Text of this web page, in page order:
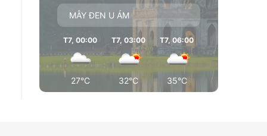
MÂY ĐEN U ÁM
T7, 00:00
27°C
T7, 03:00
32°C
T7, 06:00
35°C